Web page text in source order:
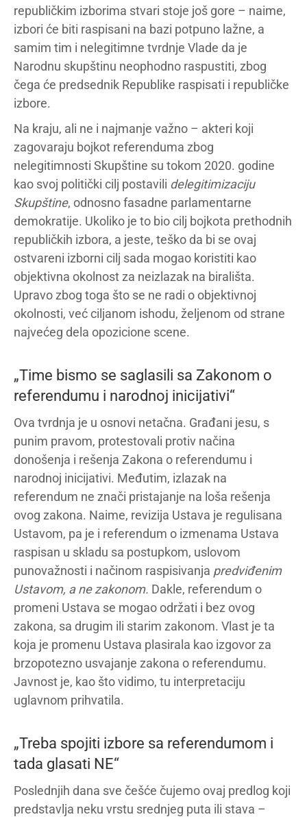
republičkim izborima stvari stoje još gore – naime,
izbori će biti raspisani na bazi potpuno lažne, a
samim tim i nelegitimne tvrdnje Vlade da je
Narodnu skupštinu neophodno raspustiti, zbog
čega će predsednik Republike raspisati i republičke
izbore.
Na kraju, ali ne i najmanje važno – akteri koji
zagovaraju bojkot referenduma zbog
nelegitimnosti Skupštine su tokom 2020. godine
kao svoj politički cilj postavili delegitimizaciju
Skupštine, odnosno fasadne parlamentarne
demokratije. Ukoliko je to bio cilj bojkota prethodnih
republičkih izbora, a jeste, teško da bi se ovaj
ostvareni izborni cilj sada mogao koristiti kao
objektivna okolnost za neizlazak na birališta.
Upravo zbog toga što se ne radi o objektivnoj
okolnosti, već ciljanom ishodu, željenom od strane
najvećeg dela opozicione scene.
„Time bismo se saglasili sa Zakonom o
referendumu i narodnoj inicijativi“
Ova tvrdnja je u osnovi netačna. Građani jesu, s
punim pravom, protestovali protiv načina
donošenja i rešenja Zakona o referendumu i
narodnoj inicijativi. Međutim, izlazak na
referendum ne znači pristajanje na loša rešenja
ovog zakona. Naime, revizija Ustava je regulisana
Ustavom, pa je i referendum o izmenama Ustava
raspisan u skladu sa postupkom, uslovom
punovažnosti i načinom raspisivanja predviđenim
Ustavom, a ne zakonom. Dakle, referendum o
promeni Ustava se mogao održati i bez ovog
zakona, sa drugim ili starim zakonom. Vlast je ta
koja je promenu Ustava plasirala kao izgovor za
brzopotezno usvajanje zakona o referendumu.
Javnost je, kao što vidimo, tu interpretaciju
uglavnom prihvatila.
„Treba spojiti izbore sa referendumom i
tada glasati NE“
Poslednjih dana sve češće čujemo ovaj predlog koji
predstavlja neku vrstu srednjeg puta ili stava –